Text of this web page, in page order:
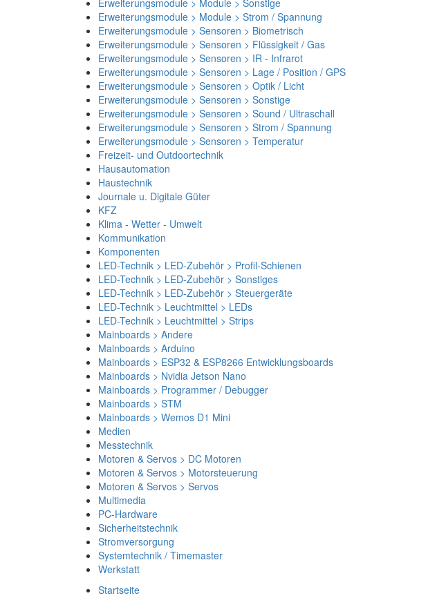
Erweiterungsmodule > Module > Sonstige
Erweiterungsmodule > Module > Strom / Spannung
Erweiterungsmodule > Sensoren > Biometrisch
Erweiterungsmodule > Sensoren > Flüssigkeit / Gas
Erweiterungsmodule > Sensoren > IR - Infrarot
Erweiterungsmodule > Sensoren > Lage / Position / GPS
Erweiterungsmodule > Sensoren > Optik / Licht
Erweiterungsmodule > Sensoren > Sonstige
Erweiterungsmodule > Sensoren > Sound / Ultraschall
Erweiterungsmodule > Sensoren > Strom / Spannung
Erweiterungsmodule > Sensoren > Temperatur
Freizeit- und Outdoortechnik
Hausautomation
Haustechnik
Journale u. Digitale Güter
KFZ
Klima - Wetter - Umwelt
Kommunikation
Komponenten
LED-Technik > LED-Zubehör > Profil-Schienen
LED-Technik > LED-Zubehör > Sonstiges
LED-Technik > LED-Zubehör > Steuergeräte
LED-Technik > Leuchtmittel > LEDs
LED-Technik > Leuchtmittel > Strips
Mainboards > Andere
Mainboards > Arduino
Mainboards > ESP32 & ESP8266 Entwicklungsboards
Mainboards > Nvidia Jetson Nano
Mainboards > Programmer / Debugger
Mainboards > STM
Mainboards > Wemos D1 Mini
Medien
Messtechnik
Motoren & Servos > DC Motoren
Motoren & Servos > Motorsteuerung
Motoren & Servos > Servos
Multimedia
PC-Hardware
Sicherheitstechnik
Stromversorgung
Systemtechnik / Timemaster
Werkstatt
Startseite